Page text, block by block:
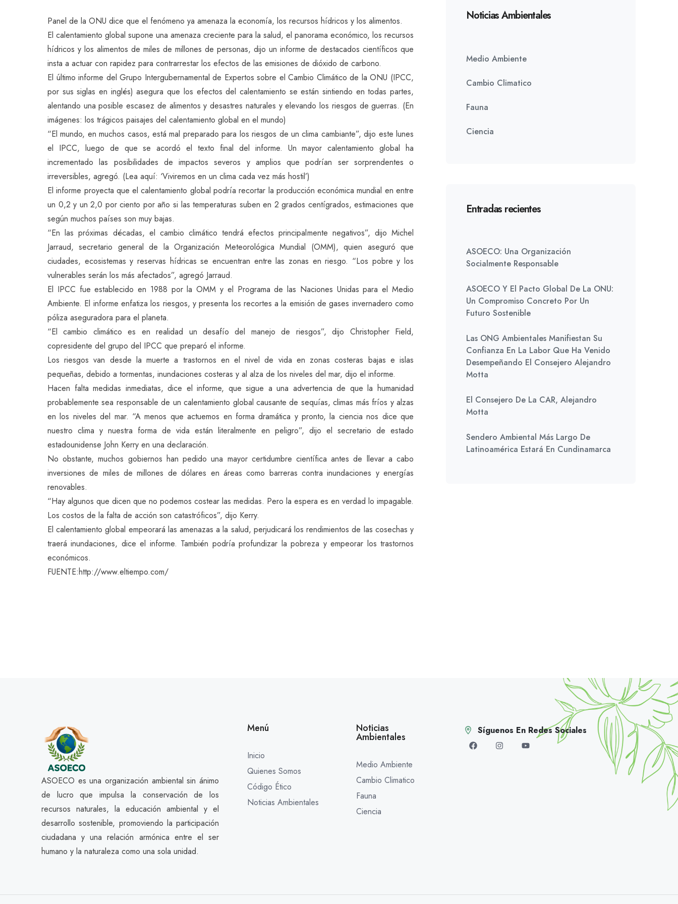
Panel de la ONU dice que el fenómeno ya amenaza la economía, los recursos hídricos y los alimentos.
El calentamiento global supone una amenaza creciente para la salud, el panorama económico, los recursos
hídricos y los alimentos de miles de millones de personas, dijo un informe de destacados científicos que
insta a actuar con rapidez para contrarrestar los efectos de las emisiones de dióxido de carbono.
El último informe del Grupo Intergubernamental de Expertos sobre el Cambio Climático de la ONU (IPCC,
por sus siglas en inglés) asegura que los efectos del calentamiento se están sintiendo en todas partes,
alentando una posible escasez de alimentos y desastres naturales y elevando los riesgos de guerras. (En
imágenes: los trágicos paisajes del calentamiento global en el mundo)
“El mundo, en muchos casos, está mal preparado para los riesgos de un clima cambiante”, dijo este lunes
el IPCC, luego de que se acordó el texto final del informe. Un mayor calentamiento global ha
incrementado las posibilidades de impactos severos y amplios que podrían ser sorprendentes o
irreversibles, agregó. (Lea aquí: ‘Viviremos en un clima cada vez más hostil’)
El informe proyecta que el calentamiento global podría recortar la producción económica mundial en entre
un 0,2 y un 2,0 por ciento por año si las temperaturas suben en 2 grados centígrados, estimaciones que
según muchos países son muy bajas.
“En las próximas décadas, el cambio climático tendrá efectos principalmente negativos”, dijo Michel
Jarraud, secretario general de la Organización Meteorológica Mundial (OMM), quien aseguró que
ciudades, ecosistemas y reservas hídricas se encuentran entre las zonas en riesgo. “Los pobre y los
vulnerables serán los más afectados”, agregó Jarraud.
El IPCC fue establecido en 1988 por la OMM y el Programa de las Naciones Unidas para el Medio
Ambiente. El informe enfatiza los riesgos, y presenta los recortes a la emisión de gases invernadero como
póliza aseguradora para el planeta.
“El cambio climático es en realidad un desafío del manejo de riesgos”, dijo Christopher Field,
copresidente del grupo del IPCC que preparó el informe.
Los riesgos van desde la muerte a trastornos en el nivel de vida en zonas costeras bajas e islas
pequeñas, debido a tormentas, inundaciones costeras y al alza de los niveles del mar, dijo el informe.
Hacen falta medidas inmediatas, dice el informe, que sigue a una advertencia de que la humanidad
probablemente sea responsable de un calentamiento global causante de sequías, climas más fríos y alzas
en los niveles del mar. “A menos que actuemos en forma dramática y pronto, la ciencia nos dice que
nuestro clima y nuestra forma de vida están literalmente en peligro”, dijo el secretario de estado
estadounidense John Kerry en una declaración.
No obstante, muchos gobiernos han pedido una mayor certidumbre científica antes de llevar a cabo
inversiones de miles de millones de dólares en áreas como barreras contra inundaciones y energías
renovables.
“Hay algunos que dicen que no podemos costear las medidas. Pero la espera es en verdad lo impagable.
Los costos de la falta de acción son catastróficos”, dijo Kerry.
El calentamiento global empeorará las amenazas a la salud, perjudicará los rendimientos de las cosechas y
traerá inundaciones, dice el informe. También podría profundizar la pobreza y empeorar los trastornos
económicos.
FUENTE:http://www.eltiempo.com/
Noticias Ambientales
Medio Ambiente
Cambio Climatico
Fauna
Ciencia
Entradas recientes
ASOECO: Una Organización
Socialmente Responsable
ASOECO Y El Pacto Global De La ONU:
Un Compromiso Concreto Por Un
Futuro Sostenible
Las ONG Ambientales Manifiestan Su
Confianza En La Labor Que Ha Venido
Desempeñando El Consejero Alejandro
Motta
El Consejero De La CAR, Alejandro
Motta
Sendero Ambiental Más Largo De
Latinoamérica Estará En Cundinamarca
ASOECO es una organización ambiental sin ánimo
de lucro que impulsa la conservación de los
recursos naturales, la educación ambiental y el
desarrollo sostenible, promoviendo la participación
ciudadana y una relación armónica entre el ser
humano y la naturaleza como una sola unidad.
Menú
Inicio
Quienes Somos
Código Ético
Noticias Ambientales
Noticias
Ambientales
Medio Ambiente
Cambio Climatico
Fauna
Ciencia
Síguenos En Redes Sociales